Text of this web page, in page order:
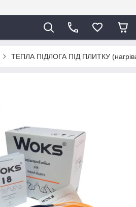
ТЕПЛА ПІДЛОГА ПІД ПЛИТКУ